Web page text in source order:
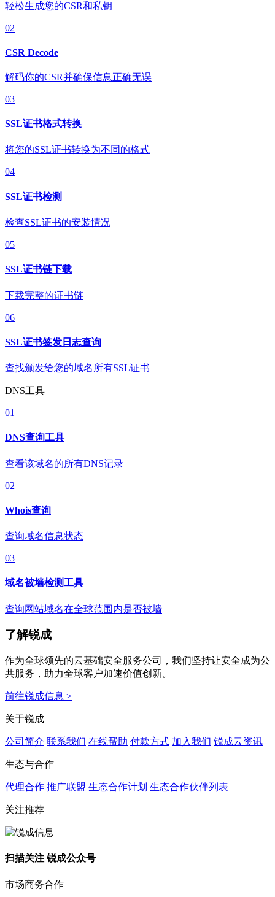
轻松生成您的CSR和私钥
02
CSR Decode
解码你的CSR并确保信息正确无误
03
SSL证书格式转换
将您的SSL证书转换为不同的格式
04
SSL证书检测
检查SSL证书的安装情况
05
SSL证书链下载
下载完整的证书链
06
SSL证书签发日志查询
查找颁发给您的域名所有SSL证书
DNS工具
01
DNS查询工具
查看该域名的所有DNS记录
02
Whois查询
查询域名信息状态
03
域名被墙检测工具
查询网站域名在全球范围内是否被墙
了解锐成
作为全球领先的云基础安全服务公司，我们坚持让安全成为公
共服务，助力全球客户加速价值创新。
前往锐成信息 >
关于锐成
公司简介 联系我们 在线帮助 付款方式 加入我们 锐成云资讯
生态与合作
代理合作 推广联盟 生态合作计划 生态合作伙伴列表
关注推荐
扫描关注 锐成公众号
市场商务合作